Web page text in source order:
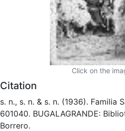
Click on the
Citation
s. n., s. n. & s. n. (1936). Familia
601040. BUGALAGRANDE:
Borrero.